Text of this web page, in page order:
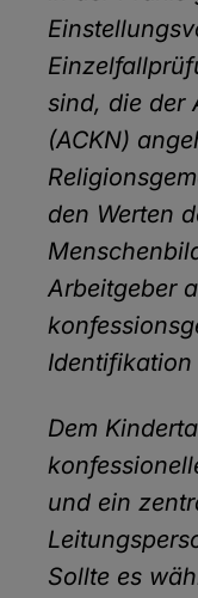
sind, die der
(ACKN)
den Werten
Arbeitgeber
Dem
und ein
Sollte es